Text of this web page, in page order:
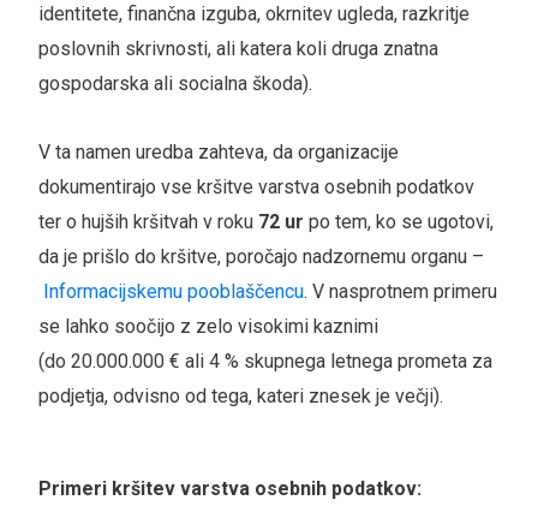
identitete, finančna izguba, okrnitev ugleda, razkritje
poslovnih skrivnosti, ali katera koli druga znatna
gospodarska ali socialna škoda).
V ta namen uredba zahteva, da organizacije
dokumentirajo vse kršitve varstva osebnih podatkov
ter o hujših kršitvah v roku 72 ur po tem, ko se ugotovi,
da je prišlo do kršitve, poročajo nadzornemu organu –
Informacijskemu pooblaščencu. V nasprotnem primeru
se lahko soočijo z zelo visokimi kaznimi
(do 20.000.000 € ali 4 % skupnega letnega prometa za
podjetja, odvisno od tega, kateri znesek je večji).
Primeri kršitev varstva osebnih podatkov: